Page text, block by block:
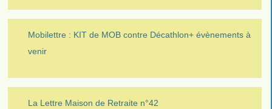
Mobilettre : KIT de MOB contre Décathlon+ évènements à
venir
La Lettre Maison de Retraite n°42